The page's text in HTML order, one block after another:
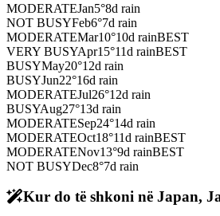
MODERATEJan5°8d rain
NOT BUSYFeb6°7d rain
MODERATEMar10°10d rainBEST
VERY BUSYApr15°11d rainBEST
BUSYMay20°12d rain
BUSYJun22°16d rain
MODERATEJul26°12d rain
BUSYAug27°13d rain
MODERATESep24°14d rain
MODERATEOct18°11d rainBEST
MODERATENov13°9d rainBEST
NOT BUSYDec8°7d rain
Kur do të shkoni në Japan,